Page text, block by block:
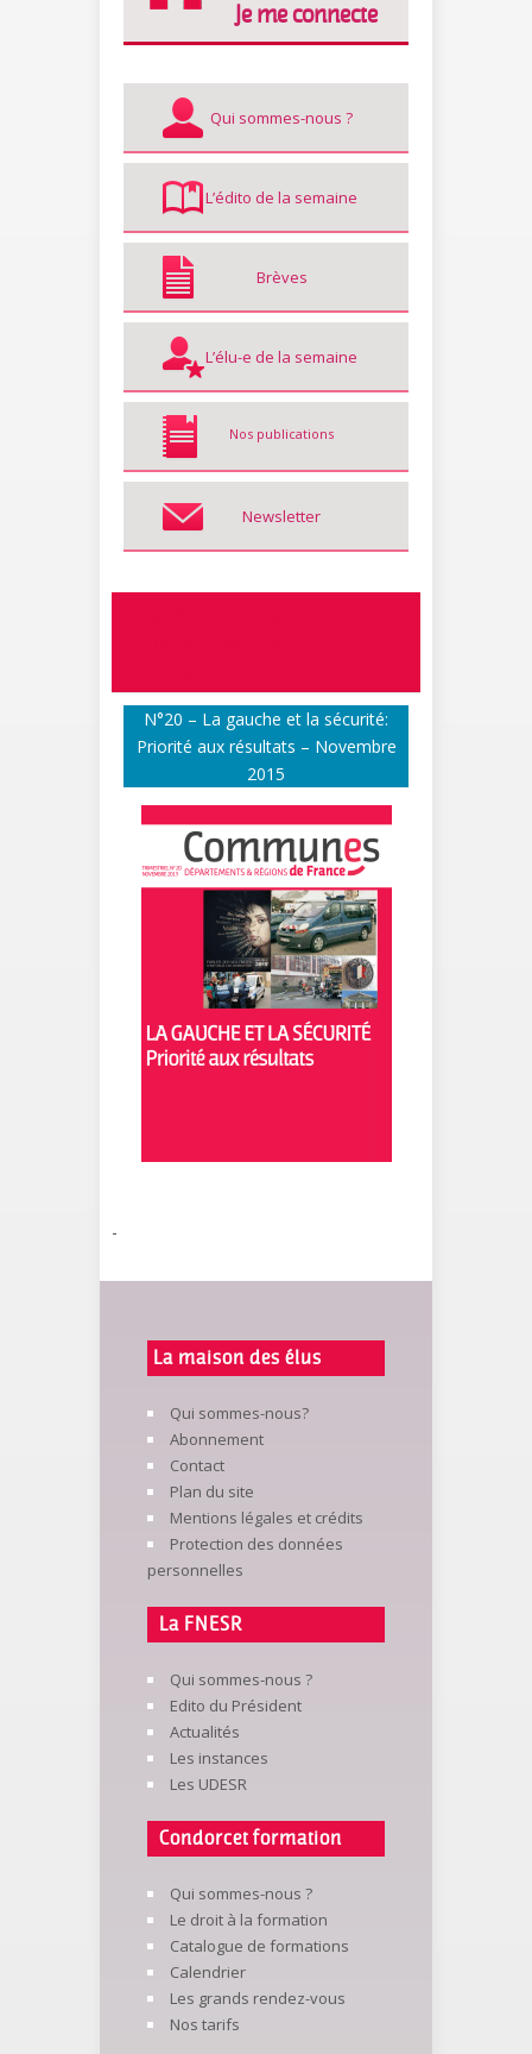
Je me connecte
Qui sommes-nous ?
L’édito de la semaine
Brèves
L’élu-e de la semaine
Nos publications
Newsletter
N°20 – La gauche et la sécurité:
Priorité aux résultats – Novembre
2015
-
La maison des élus
Qui sommes-nous?
Abonnement
Contact
Plan du site
Mentions légales et crédits
Protection des données
personnelles
La FNESR
Qui sommes-nous ?
Edito du Président
Actualités
Les instances
Les UDESR
Condorcet formation
Qui sommes-nous ?
Le droit à la formation
Catalogue de formations
Calendrier
Les grands rendez-vous
Nos tarifs